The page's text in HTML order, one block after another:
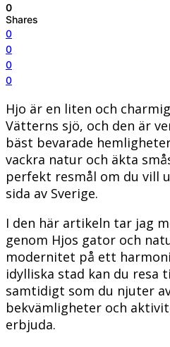
0
Shares
0
0
0
0
Hjo är en liten och
Vätterns sjö, och den är
bäst bevarade
vackra natur och äkta
perfekt resmål om du vill
sida av Sverige.
I den här artikeln tar jag
genom Hjos gator och
modernitet på ett
idylliska stad kan du resa
samtidigt som du njuter
bekvämligheter och
erbjuda.